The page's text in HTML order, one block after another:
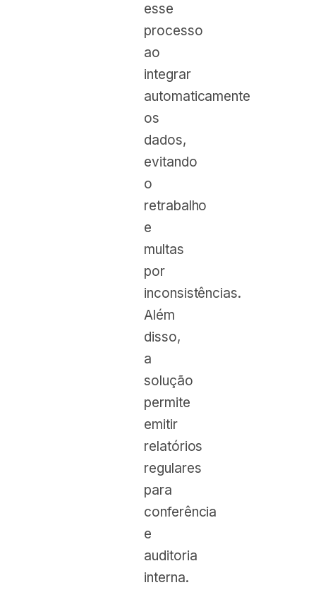
esse
processo
ao
integrar
automaticamente
os
dados,
evitando
o
retrabalho
e
multas
por
inconsistências.
Além
disso,
a
solução
permite
emitir
relatórios
regulares
para
conferência
e
auditoria
interna.